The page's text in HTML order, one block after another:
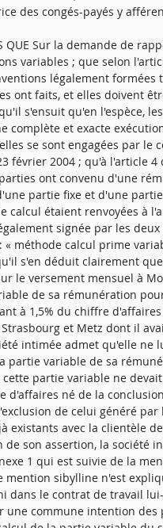
des congés-payés y
QUE Sur la demande de
variables ; que selon
légalement formées
ont faits, et elles doivent
s'ensuit qu'en l'espèce,
complète et exacte
se sont engagées par le
février 2004 ; qu'à l'article
ont convenu d'une
partie fixe et d'une
calcul étaient renvoyées à
signée par les
« méthode calcul prime
s'en déduit clairement
le versement mensuel à
de sa rémunération
à 1,5% du chiffre
et Metz dont il
intimée admet qu'elle ne
partie variable de sa
partie variable ne
d'affaires né de la
de celui généré
existants avec la clientèle
de son assertion, la société
1 qui est suivie de la
mention sibylline n'est
dans le contrat de travail
une commune intention des